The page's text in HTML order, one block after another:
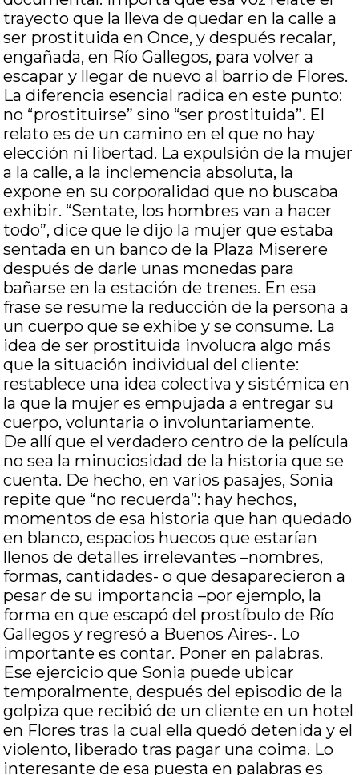
trayecto que la lleva de quedar en la calle a
ser prostituida en Once, y después recalar,
engañada, en Río Gallegos, para volver a
escapar y llegar de nuevo al barrio de Flores.
La diferencia esencial radica en este punto:
no “prostituirse” sino “ser prostituida”. El
relato es de un camino en el que no hay
elección ni libertad. La expulsión de la mujer
a la calle, a la inclemencia absoluta, la
expone en su corporalidad que no buscaba
exhibir. “Sentate, los hombres van a hacer
todo”, dice que le dijo la mujer que estaba
sentada en un banco de la Plaza Miserere
después de darle unas monedas para
bañarse en la estación de trenes. En esa
frase se resume la reducción de la persona a
un cuerpo que se exhibe y se consume. La
idea de ser prostituida involucra algo más
que la situación individual del cliente:
restablece una idea colectiva y sistémica en
la que la mujer es empujada a entregar su
cuerpo, voluntaria o involuntariamente.
De allí que el verdadero centro de la película
no sea la minuciosidad de la historia que se
cuenta. De hecho, en varios pasajes, Sonia
repite que “no recuerda”: hay hechos,
momentos de esa historia que han quedado
en blanco, espacios huecos que estarían
llenos de detalles irrelevantes –nombres,
formas, cantidades- o que desaparecieron a
pesar de su importancia –por ejemplo, la
forma en que escapó del prostíbulo de Río
Gallegos y regresó a Buenos Aires-. Lo
importante es contar. Poner en palabras.
Ese ejercicio que Sonia puede ubicar
temporalmente, después del episodio de la
golpiza que recibió de un cliente en un hotel
en Flores tras la cual ella quedó detenida y el
violento, liberado tras pagar una coima. Lo
interesante de esa puesta en palabras es